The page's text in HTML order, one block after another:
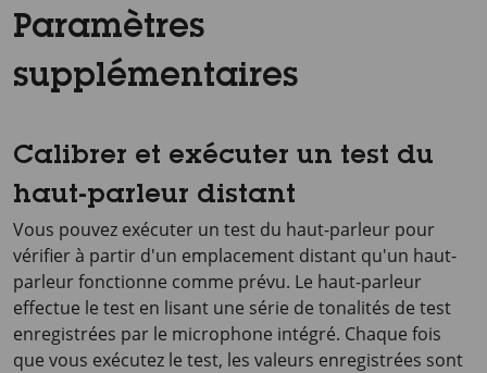
Paramètres
supplémentaires
Calibrer et exécuter un test du
haut-parleur distant
Vous pouvez exécuter un test du haut-parleur pour
vérifier à partir d'un emplacement distant qu'un haut-
parleur fonctionne comme prévu. Le haut-parleur
effectue le test en lisant une série de tonalités de test
enregistrées par le microphone intégré. Chaque fois
que vous exécutez le test, les valeurs enregistrées sont